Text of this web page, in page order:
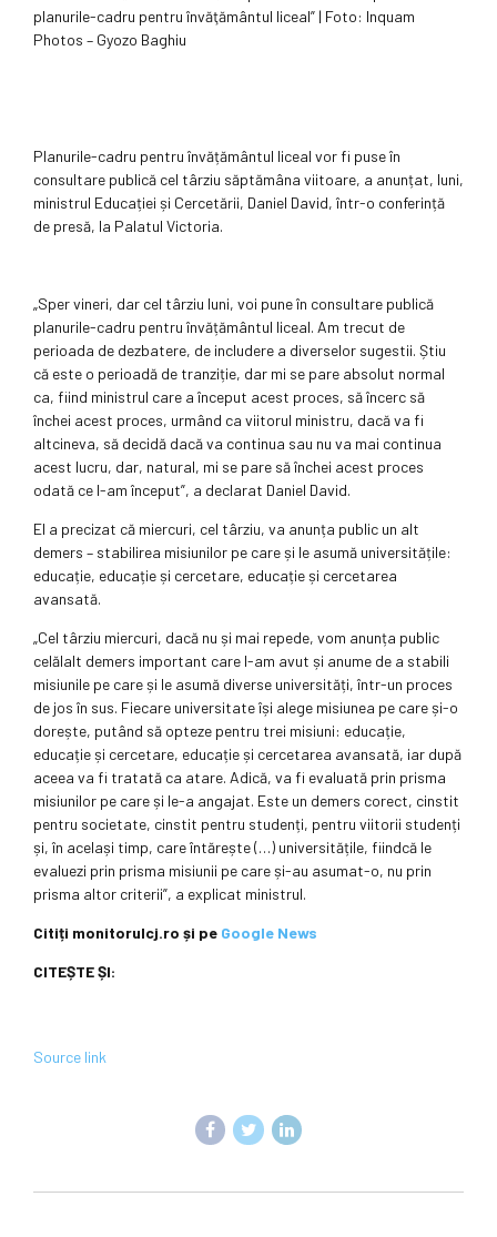
planurile-cadru pentru învăţământul liceal” | Foto: Inquam
Photos – Gyozo Baghiu
Planurile-cadru pentru învățământul liceal vor fi puse în
consultare publică cel târziu săptămâna viitoare, a anunțat, luni,
ministrul Educației și Cercetării, Daniel David, într-o conferință
de presă, la Palatul Victoria.
„Sper vineri, dar cel târziu luni, voi pune în consultare publică
planurile-cadru pentru învățământul liceal. Am trecut de
perioada de dezbatere, de includere a diverselor sugestii. Știu
că este o perioadă de tranziție, dar mi se pare absolut normal
ca, fiind ministrul care a început acest proces, să încerc să
închei acest proces, urmând ca viitorul ministru, dacă va fi
altcineva, să decidă dacă va continua sau nu va mai continua
acest lucru, dar, natural, mi se pare să închei acest proces
odată ce l-am început”, a declarat Daniel David.
El a precizat că miercuri, cel târziu, va anunța public un alt
demers – stabilirea misiunilor pe care și le asumă universitățile:
educație, educație și cercetare, educație și cercetarea
avansată.
„Cel târziu miercuri, dacă nu și mai repede, vom anunța public
celălalt demers important care l-am avut și anume de a stabili
misiunile pe care și le asumă diverse universități, într-un proces
de jos în sus. Fiecare universitate își alege misiunea pe care și-o
dorește, putând să opteze pentru trei misiuni: educație,
educație și cercetare, educație și cercetarea avansată, iar după
aceea va fi tratată ca atare. Adică, va fi evaluată prin prisma
misiunilor pe care și le-a angajat. Este un demers corect, cinstit
pentru societate, cinstit pentru studenți, pentru viitorii studenți
și, în același timp, care întărește (…) universitățile, fiindcă le
evaluezi prin prisma misiunii pe care și-au asumat-o, nu prin
prisma altor criterii”, a explicat ministrul.
Citiți monitorulcj.ro și pe Google News
CITEȘTE ȘI:
Source link